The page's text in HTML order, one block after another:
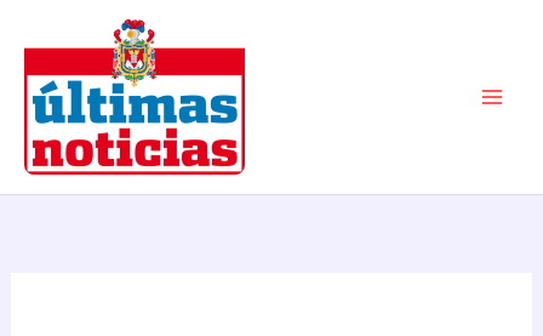
contenido